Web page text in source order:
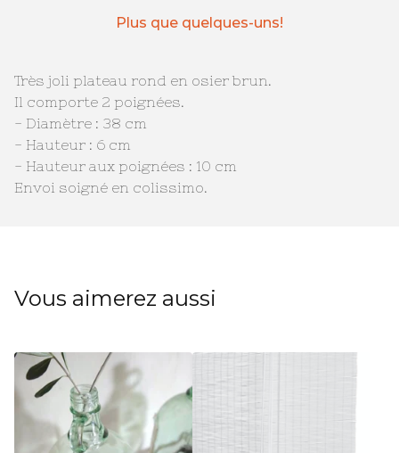
Plus que quelques-uns!
Très joli plateau rond en osier brun.
Il comporte 2 poignées.
- Diamètre : 38 cm
- Hauteur : 6 cm
- Hauteur aux poignées : 10 cm
Envoi soigné en colissimo.
Vous aimerez aussi